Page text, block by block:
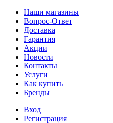
Наши магазины
Вопрос-Ответ
Доставка
Гарантия
Акции
Новости
Контакты
Услуги
Как купить
Бренды
Вход
Регистрация